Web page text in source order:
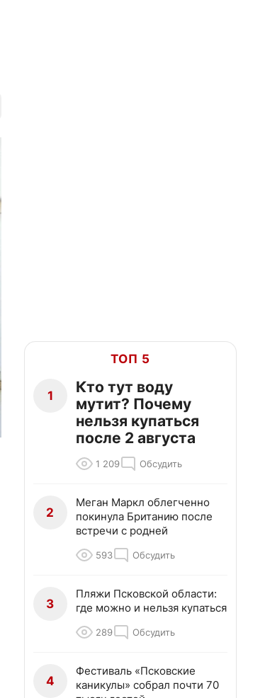
ТОП 5
1
Кто тут воду
мутит? Почему
нельзя купаться
после 2 августа
1 209 Обсудить
2
Меган Маркл облегченно
покинула Британию после
встречи с родней
593 Обсудить
3
Пляжи Псковской области:
где можно и нельзя купаться
289 Обсудить
4
Фестиваль «Псковские
каникулы» собрал почти 70